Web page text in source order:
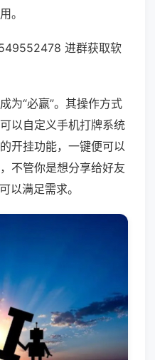
。
进群获取软
为“必赢”。其操作方式
以自定义手机打牌系统
开挂功能，一键便可以
不管你是想分享给好友
以满足需求。